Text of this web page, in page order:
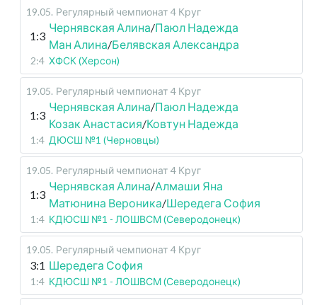
19.05. Регулярный чемпионат 4 Круг
1:3
Чернявская Алина/Паюл Надежда
Ман Алина/Белявская Александра
2:4 ХФСК (Херсон)
19.05. Регулярный чемпионат 4 Круг
1:3
Чернявская Алина/Паюл Надежда
Козак Анастасия/Ковтун Надежда
1:4 ДЮСШ №1 (Черновцы)
19.05. Регулярный чемпионат 4 Круг
1:3
Чернявская Алина/Алмаши Яна
Матюнина Вероника/Шередега София
1:4 КДЮСШ №1 - ЛОШВСМ (Северодонецк)
19.05. Регулярный чемпионат 4 Круг
3:1 Шередега София
1:4 КДЮСШ №1 - ЛОШВСМ (Северодонецк)